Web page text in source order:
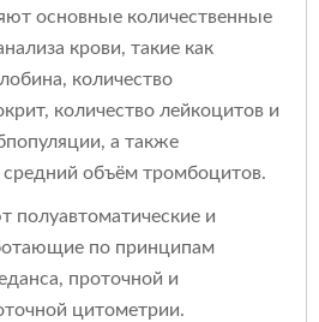
основные количественные
крови, такие как
количество
количество лейкоцитов и
а также
объём тромбоцитов.
полуавтоматические и
по принципам
проточной и
цитометрии.